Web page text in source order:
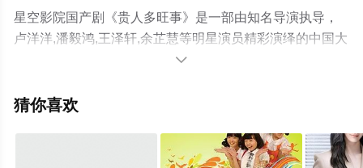
星空影院国产剧《贵人多旺事》是一部由知名导演执导，
卢洋洋,潘毅鸿,王泽轩,余芷慧等明星演员精彩演绎的中国大
陆电视剧，大结局剧情已揭晓（1-26全集），手机免费观
关信息可移步至豆瓣电视剧、电视猫或剧情网等平台了

猜你喜欢